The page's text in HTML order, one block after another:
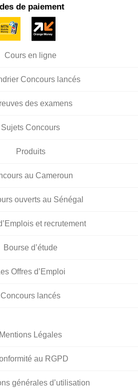
de paiement
Cours en ligne
Concours lancés
des examens
Sujets Concours
Produits
au Cameroun
ouverts au Sénégal
et recrutement
Bourse d’étude
Offres d’Emploi
Concours lancés
Mentions Légales
au RGPD
générales d’utilisation